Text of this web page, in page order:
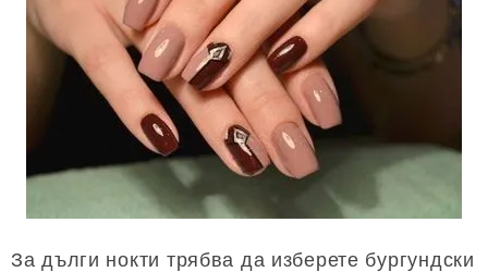
За дълги нокти трябва да изберете бургундски